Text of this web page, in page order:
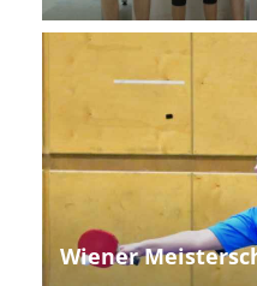
Wiener